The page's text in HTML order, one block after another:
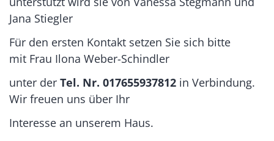
Jana Stiegler
Für den ersten Kontakt setzen Sie sich bitte
mit Frau Ilona Weber-Schindler
unter der Tel. Nr. 017655937812 in Verbindung.
Wir freuen uns über Ihr
Interesse an unserem Haus.